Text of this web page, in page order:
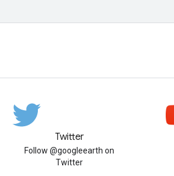
Twitter
Follow @googleearth on
Twitter